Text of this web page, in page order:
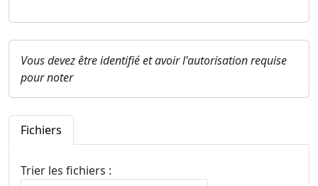
Vous devez être identifié et avoir l'autorisation requise
pour noter
Fichiers
Trier les fichiers :